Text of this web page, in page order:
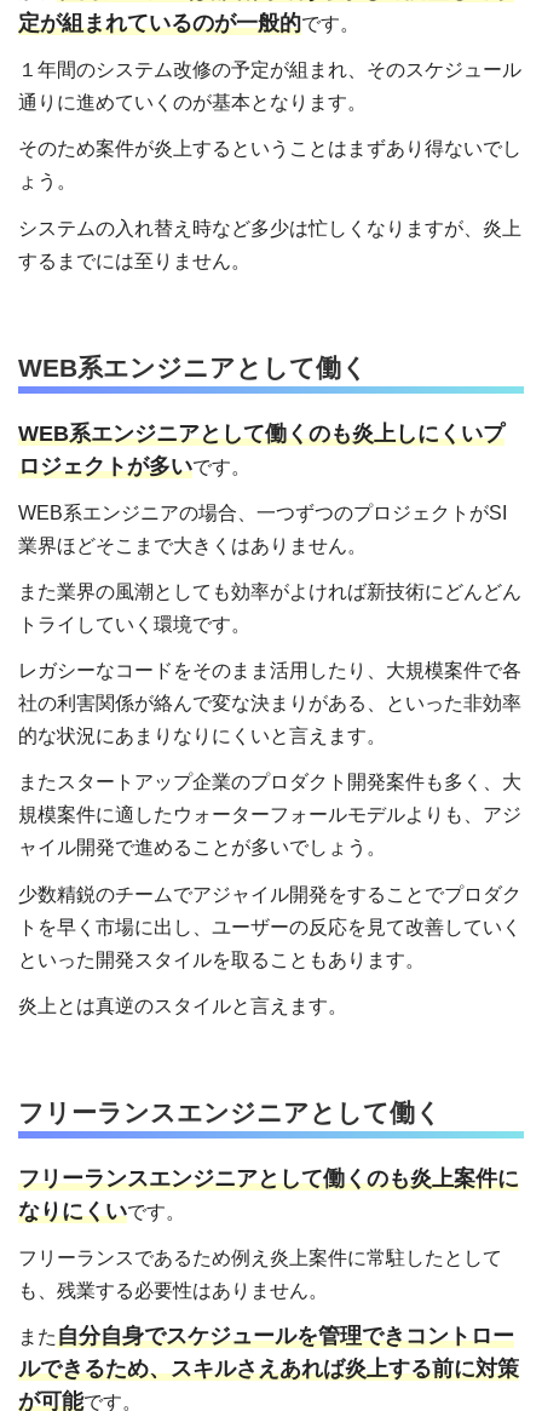
定が組まれているのが一般的です。
１年間のシステム改修の予定が組まれ、そのスケジュール
通りに進めていくのが基本となります。
そのため案件が炎上するということはまずあり得ないでし
ょう。
システムの入れ替え時など多少は忙しくなりますが、炎上
するまでには至りません。
WEB系エンジニアとして働く
WEB系エンジニアとして働くのも炎上しにくいプ
ロジェクトが多いです。
WEB系エンジニアの場合、一つずつのプロジェクトがSI
業界ほどそこまで大きくはありません。
また業界の風潮としても効率がよければ新技術にどんどん
トライしていく環境です。
レガシーなコードをそのまま活用したり、大規模案件で各
社の利害関係が絡んで変な決まりがある、といった非効率
的な状況にあまりなりにくいと言えます。
またスタートアップ企業のプロダクト開発案件も多く、大
規模案件に適したウォーターフォールモデルよりも、アジ
ャイル開発で進めることが多いでしょう。
少数精鋭のチームでアジャイル開発をすることでプロダク
トを早く市場に出し、ユーザーの反応を見て改善していく
といった開発スタイルを取ることもあります。
炎上とは真逆のスタイルと言えます。
フリーランスエンジニアとして働く
フリーランスエンジニアとして働くのも炎上案件に
なりにくいです。
フリーランスであるため例え炎上案件に常駐したとして
も、残業する必要性はありません。
また自分自身でスケジュールを管理できコントロー
ルできるため、スキルさえあれば炎上する前に対策
が可能です。